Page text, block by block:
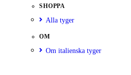
SHOPPA
Alla tyger
OM
Om italienska tyger